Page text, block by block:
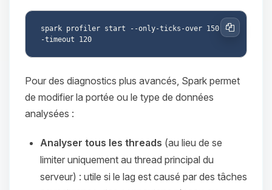
spark profiler start --only-ticks-over 150 -
Copier
Pour des diagnostics plus avancés, Spark permet
de modifier la portée ou le type de données
analysées :
Analyser tous les threads (au lieu de se
limiter uniquement au thread principal du
serveur) : utile si le lag est causé par des tâches